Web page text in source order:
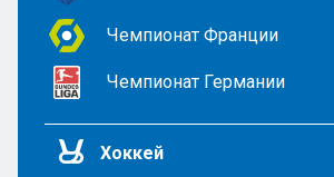
Чемпионат Франции
Чемпионат Германии
Хоккей